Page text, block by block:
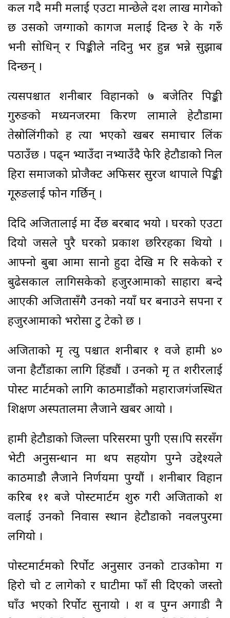
कल गदै ममी मलाई एउटा मान्छेले दश लाख मागेको
छ उसको जग्गाको कागज मलाई दिन्छ रे के गरुँ
भनी सोधिन् र पिङ्कीले नदिनु भर हुन्न भन्ने सुझाब
दिन्छन् ।
त्यसपश्चात शनीबार विहानको ७ बजेतिर पिङ्की
गुरुङको मध्यनजरमा किरण लामाले हेटौडामा
तेस्रोलिंगीको ह त्या भएको खबर समाचार लिंक
पठाउँछ । पढ्न भ्याउँदा नभ्याउँदै फेरि हेटौडाको निल
हिरा समाजको प्रोजैक्ट अफिसर सुरज थापाले पिङ्की
गूरुङलाई फोन गर्छिन् ।
दिदि अजितालाई मा र्देछ बरबाद भयो । घरको एउटा
दियो जसले पुरै घरको प्रकाश छरिरहका थियो ।
आफ्नो बुबा आमा सानो हुदा देखि म रि सकेको र
बुढेसकाल लागिसकेको हजुरआमाको साहारा बन्दे
आएकी अजितासँगै उनको नयाँ घर बनाउने सपना र
हजुरआमाको भरोसा टु टेको छ ।
अजिताको मृ त्यु पश्चात शनीबार १ वजे हामी ४०
जना हैटौंडाका लागि हिंड्यौं । उनको मृ त शरीरलाई
पोस्ट मार्टमको लागि काठमाडौंको महाराजगंजस्थित
शिक्षण अस्पतालमा लैजाने खबर आयो ।
हामी हेटौडाको जिल्ला परिसरमा पुगी एस।पि सरसँग
भेटी अनुसन्धान मा थप सहयोग पुग्ने उद्देश्यले
काठमाडौ लैजाने निर्णयमा पुग्यौं । शनीबार विहान
करिब ११ बजे पोस्टमार्टम शुरु गरी अजिताको श
वलाई उनको निवास स्थान हेटौडाको नवलपुरमा
लगियो ।
पोस्टमार्टमको रिर्पोट अनुसार उनको टाउकोमा ग
हिरो चो ट लागेको र घाटीमा फाँ सी दिएको जस्तो
घाँउ भएको रिर्पोट सुनायो । श व पुग्न अगाडी नै